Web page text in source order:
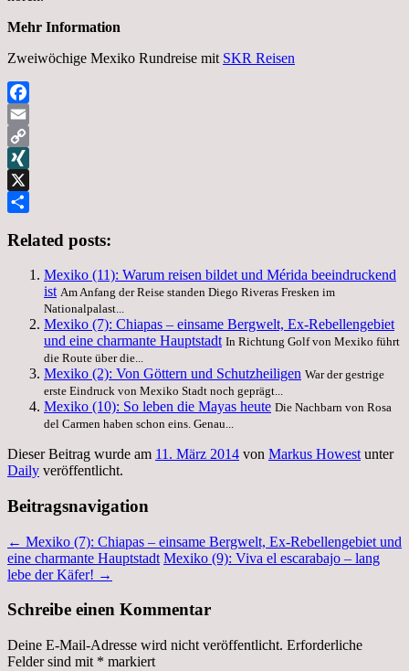
Mehr Information
Zweiwöchige Mexiko Rundreise mit SKR Reisen
Facebook
Email
Copy
Link
XING
X
Related posts:
Mexiko (11): Warum reisen bildet und Mérida beeindruckend
ist Am Anfang der Reise standen Diego Riveras Fresken im
Nationalpalast...
Mexiko (7): Chiapas – einsame Bergwelt, Ex-Rebellengebiet
und eine charmante Hauptstadt In Richtung Golf von Mexiko führt
die Route über die...
Mexiko (2): Von Göttern und Schutzheiligen War der gestrige
erste Eindruck von Mexiko Stadt noch geprägt...
Mexiko (10): So leben die Mayas heute Die Nachbarn von Rosa
del Carmen haben schon eins. Genau...
Dieser Beitrag wurde am 11. März 2014 von Markus Howest unter
Daily veröffentlicht.
Beitragsnavigation
← Mexiko (7): Chiapas – einsame Bergwelt, Ex-Rebellengebiet und
eine charmante Hauptstadt Mexiko (9): Viva el escarabajo – lang
lebe der Käfer! →
Schreibe einen Kommentar
Deine E-Mail-Adresse wird nicht veröffentlicht. Erforderliche
Felder sind mit * markiert